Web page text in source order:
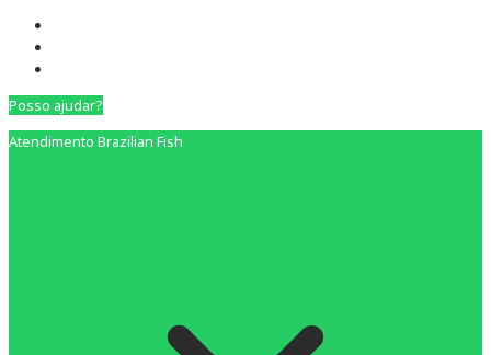
Posso ajudar?
Atendimento Brazilian Fish